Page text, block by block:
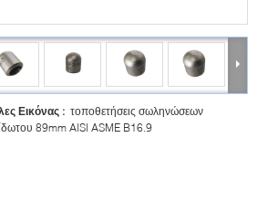
Εικόνας : τοποθετήσεις σωληνώσεων
89mm AISI ASME B16.9